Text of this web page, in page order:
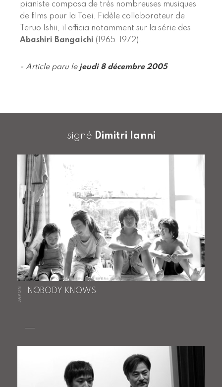
pianiste composa de très nombreuses musiques
de films pour la Toei. Fidèle collaborateur de
Teruo Ishii, il officia notamment sur la série des
Abashiri Bangaichi (1965-1972).
- Article paru le jeudi 8 décembre 2005
signé Dimitri Ianni
JAPON NOBODY KNOWS